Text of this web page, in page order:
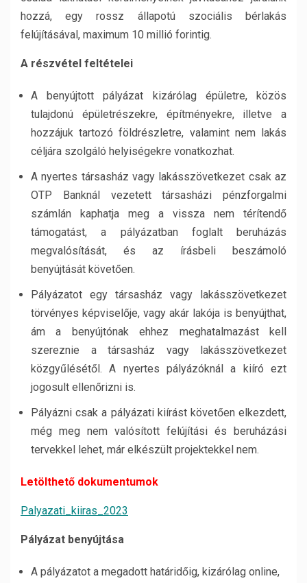
hozzá, egy rossz állapotú szociális bérlakás
felújításával, maximum 10 millió forintig.
A részvétel feltételei
A benyújtott pályázat kizárólag épületre, közös
tulajdonú épületrészekre, építményekre, illetve a
hozzájuk tartozó földrészletre, valamint nem lakás
céljára szolgáló helyiségekre vonatkozhat.
A nyertes társasház vagy lakásszövetkezet csak az
OTP Banknál vezetett társasházi pénzforgalmi
számlán kaphatja meg a vissza nem térítendő
támogatást, a pályázatban foglalt beruházás
megvalósítását, és az írásbeli beszámoló
benyújtását követően.
Pályázatot egy társasház vagy lakásszövetkezet
törvényes képviselője, vagy akár lakója is benyújthat,
ám a benyújtónak ehhez meghatalmazást kell
szereznie a társasház vagy lakásszövetkezet
közgyűlésétől. A nyertes pályázóknál a kiíró ezt
jogosult ellenőrizni is.
Pályázni csak a pályázati kiírást követően elkezdett,
még meg nem valósított felújítási és beruházási
tervekkel lehet, már elkészült projektekkel nem.
Letölthető dokumentumok
Palyazati_kiiras_2023
Pályázat benyújtása
A pályázatot a megadott határidőig, kizárólag online,